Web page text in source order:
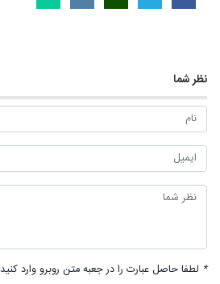
نظر شما
* لطفا حاصل عبارت را در جعبه متن روبرو وارد کنید